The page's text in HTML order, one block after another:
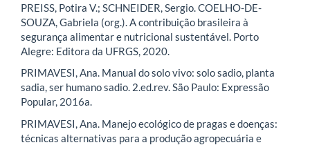
PREISS, Potira V.; SCHNEIDER, Sergio. COELHO-DE-
SOUZA, Gabriela (org.). A contribuição brasileira à
segurança alimentar e nutricional sustentável. Porto
Alegre: Editora da UFRGS, 2020.
PRIMAVESI, Ana. Manual do solo vivo: solo sadio, planta
sadia, ser humano sadio. 2.ed.rev. São Paulo: Expressão
Popular, 2016a.
PRIMAVESI, Ana. Manejo ecológico de pragas e doenças:
técnicas alternativas para a produção agropecuária e